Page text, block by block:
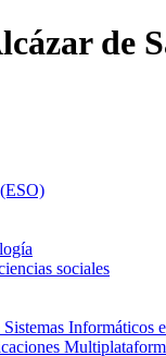
de
sociales
Informáticos